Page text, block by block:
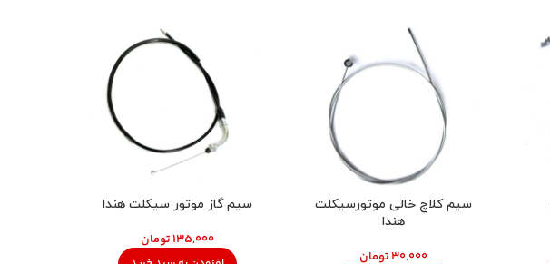
سیم کلاچ خالی موتورسیکلت
هندا
تومان
سیم گاز موتور سیکلت هندا
تومان